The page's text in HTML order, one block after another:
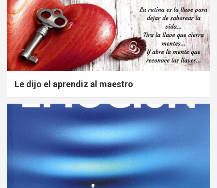
Le dijo el aprendiz al maestro